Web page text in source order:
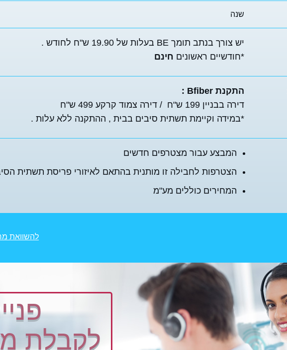
שנה
יש צורך בנתב תומך BE בעלות של 19.90 ש"ח לחודש .
*חודשיים ראשונים חינם
התקנת Bfiber :
דירה בבניין 199 ש"ח / דירה צמוד קרקע 499 ש"ח
*במידה וקיימת תשתית סיבים בבית , ההתקנה ללא עלות .
המבצע עבור מצטרפים חדשים
הצטרפות לחבילה זו מותנית בהתאם לאיזורי פריסת תשתית
המחירים כוללים מע"מ
להשוואת
לקבלת